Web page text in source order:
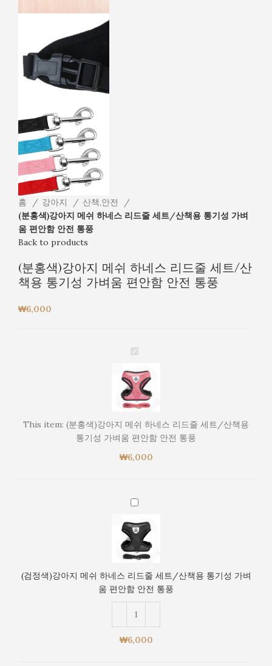
홈 강아지
산책,안전
(분홍색)강아지 메쉬 하네스 리드줄 세트/산책용 통기성 가벼
움 편안함 안전 통풍
Back to products
(분홍색)강아지 메쉬 하네스 리드줄 세트/산
책용 통기성 가벼움 편안함 안전 통풍
₩6,000
(분
색)
강
아
메
쉬
하
리
줄
세
트/
산
책
용
통
기
성
가
This item: (분홍색)강아지 메쉬 하네스 리드줄 세트/산책용
통기성 가벼움 편안함 안전 통풍
₩6,000
(검
색)
강
아
메
쉬
스
리
(검정색)강아지 메쉬 하네스 리드줄 세트/산책용 통기성 가벼
움 편안함 안전 통풍
₩6,000